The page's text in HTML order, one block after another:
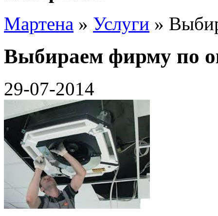
Мартена » Услуги »
Выбираем фирму по
29-07-2014